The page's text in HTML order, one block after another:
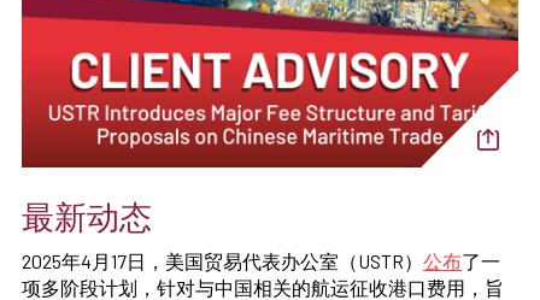
最新动态
2025年4月17日，美国贸易代表办公室（USTR） 公布了一
项多阶段计划，针对与中国相关的航运征收港口费用，旨